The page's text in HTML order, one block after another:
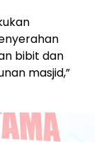
bibit dan
masjid,”